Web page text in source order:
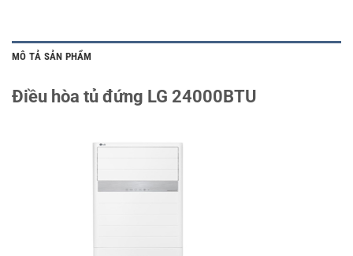
MÔ TẢ SẢN PHẨM
Điều hòa tủ đứng LG 24000BTU